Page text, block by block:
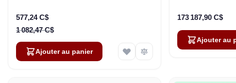
Prix Spécial
577,24 C$
1 082,47 C$
Ajouter au panier
173 187,90 C$
Ajouter au